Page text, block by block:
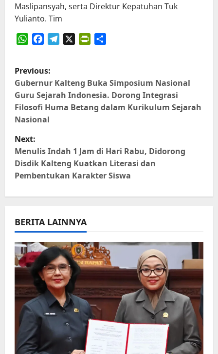
Maslipansyah, serta Direktur Kepatuhan Tuk
Yulianto. Tim
P
o
s
t
n
a
g
a
t
i
o
n
Previous:
Gubernur Kalteng Buka Simposium Nasional
Guru Sejarah Indonesia. Dorong Integrasi
Filosofi Huma Betang dalam Kurikulum Sejarah
Nasional
Next:
Menulis Indah 1 Jam di Hari Rabu, Didorong
Disdik Kalteng Kuatkan Literasi dan
Pembentukan Karakter Siswa
BERITA LAINNYA